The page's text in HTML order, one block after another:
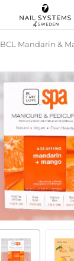
BCL Mandarin &